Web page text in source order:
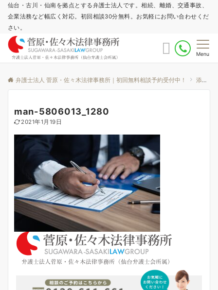
仙台・古川・仙南を拠点とする弁護士法人です。相続、離婚、交通事故、
企業法務など幅広く対応。初回相談30分無料。お気軽にお問い合わせくだ
さい。
Menu
弁護士法人 菅原・佐々木法律事務所｜初回無料相談予約受付中！ 添付ファイル
man-5806013_1280
2021年1月19日